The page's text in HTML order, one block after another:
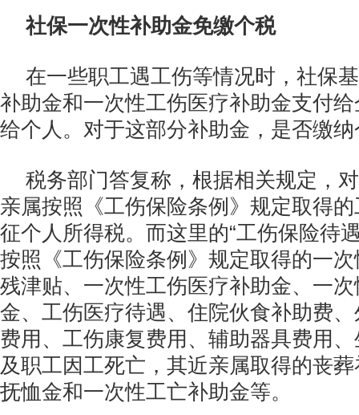
社保一次性补助金免缴个税
在一些职工遇工伤等情况时，社保
补助金和一次性工伤医疗补助金支付
给个人。对于这部分补助金，是否缴
税务部门答复称，根据相关规定，
亲属按照《工伤保险条例》规定取得
征个人所得税。而这里的“工伤保险待
按照《工伤保险条例》规定取得的一
残津贴、一次性工伤医疗补助金、一
金、工伤医疗待遇、住院伙食补助费
费用、工伤康复费用、辅助器具费用
及职工因工死亡，其近亲属取得的丧
抚恤金和一次性工亡补助金等。